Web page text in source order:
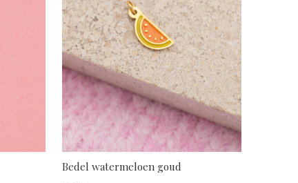
Bedel watermeloen goud